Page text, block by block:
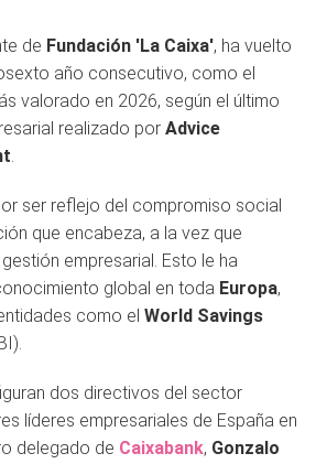
de Fundación 'La Caixa', ha vuelto
año consecutivo, como el
valorado en 2026, según el último
realizado por Advice
.
ser reflejo del compromiso social
que encabeza, a la vez que
empresarial. Esto le ha
global en toda Europa,
como el World Savings
dos directivos del sector
líderes empresariales de España en
delegado de Caixabank, Gonzalo